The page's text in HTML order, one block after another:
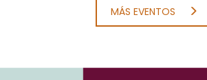
MÁS EVENTOS